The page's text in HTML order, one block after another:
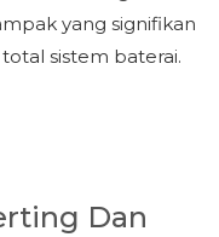
yang signifikan
sistem baterai.
Dan